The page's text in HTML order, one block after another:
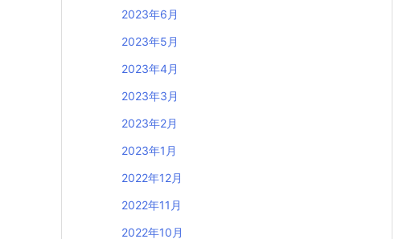
2023年6月
2023年5月
2023年4月
2023年3月
2023年2月
2023年1月
2022年12月
2022年11月
2022年10月